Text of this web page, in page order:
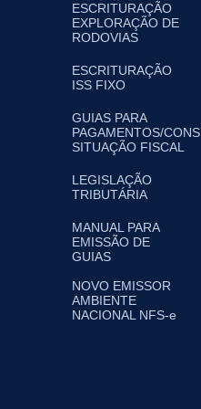
ESCRITURAÇÃO
EXPLORAÇÃO DE
RODOVIAS
ESCRITURAÇÃO
ISS FIXO
GUIAS PARA
PAGAMENTOS/
SITUAÇÃO FISCAL
LEGISLAÇÃO
TRIBUTÁRIA
MANUAL PARA
EMISSÃO DE
GUIAS
NOVO EMISSOR
AMBIENTE
NACIONAL NFS-e